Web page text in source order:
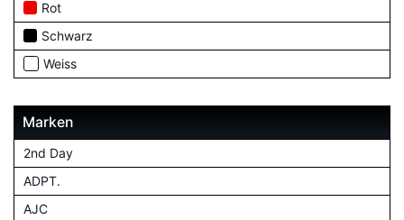
Rot
Schwarz
Weiss
Marken
2nd Day
ADPT.
AJC